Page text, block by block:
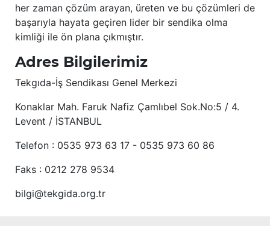
her zaman çözüm arayan, üreten ve bu çözümleri de
başarıyla hayata geçiren lider bir sendika olma
kimliği ile ön plana çıkmıştır.
Adres Bilgilerimiz
Tekgıda-İş Sendikası Genel Merkezi
Konaklar Mah. Faruk Nafiz Çamlıbel Sok.No:5 / 4.
Levent / İSTANBUL
Telefon : 0535 973 63 17 - 0535 973 60 86
Faks : 0212 278 9534
bilgi@tekgida.org.tr